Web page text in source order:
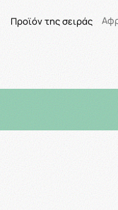
Προϊόν της σειράς